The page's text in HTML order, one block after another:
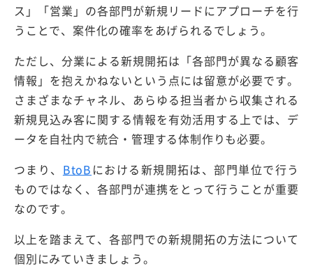
ス」「営業」の各部門が新規リードにアプローチを行
うことで、案件化の確率をあげられるでしょう。
ただし、分業による新規開拓は「各部門が異なる顧客
情報」を抱えかねないという点には留意が必要です。
さまざまなチャネル、あらゆる担当者から収集される
新規見込み客に関する情報を有効活用する上では、デ
ータを自社内で統合・管理する体制作りも必要。
つまり、 BtoB における新規開拓は、部門単位で行う
ものではなく、各部門が連携をとって行うことが重要
なのです。
以上を踏まえて、各部門での新規開拓の方法について
個別にみていきましょう。